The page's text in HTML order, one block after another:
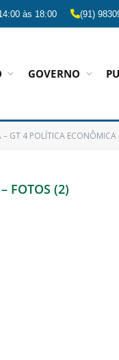
às 18:00 (91)
GOVERNO
– GT 4 POLÍTICA ECONÔMICA
FOTOS (2)